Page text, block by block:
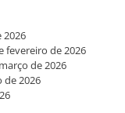
2026
fevereiro de 2026
de 2026
de 2026